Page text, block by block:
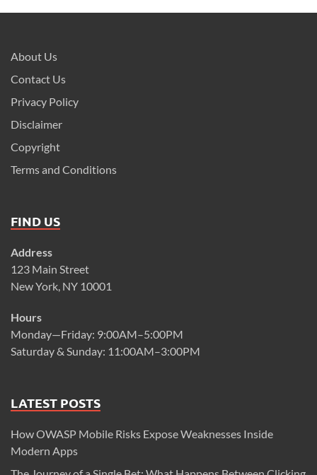
About Us
Contact Us
Privacy Policy
Disclaimer
Copyright
Terms and Conditions
FIND US
Address
123 Main Street
New York, NY 10001
Hours
Monday—Friday: 9:00AM–5:00PM
Saturday & Sunday: 11:00AM–3:00PM
LATEST POSTS
How OWASP Mobile Risks Expose Weaknesses Inside
Modern Apps